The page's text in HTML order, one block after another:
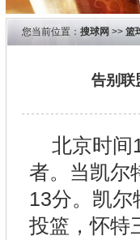
您当前位置： 搜球网 >> 篮
告别联
北京时间
者。当凯尔
13分。凯
投篮，怀特